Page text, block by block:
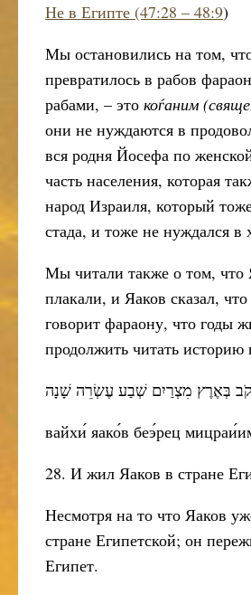
Не в Египте (47:28 – 48:9)
Мы остановились на том,
превратилось в рабов
рабами, – это коѓаним
они не нуждаются в
вся родня Йосефа по
часть населения, которая
народ Израиля, который
стада, и тоже не нуждался в
Мы читали также о том, что
плакали, и Яаков сказал,
говорит фараону, что годы
продолжить читать историю
בְּאֶרֶץ מִצְרַיִם שְׁבַע עֶשְׂרֵה שָׁנָה
вайхи́ яако́в беэ́рец
28. И жил Яаков в стране
Несмотря на то что Яаков
стране Египетской; он
Египет.